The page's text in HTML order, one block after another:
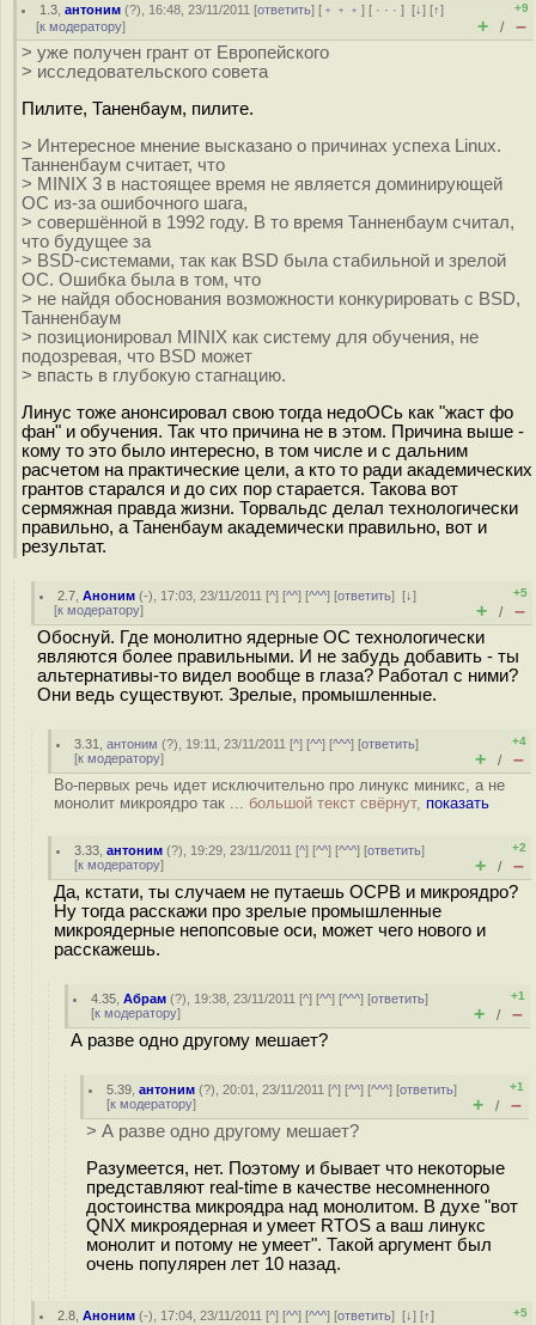
1.3 ,антоним (?), 16:48, 23/11/2011 [ответить] [ ﹢﹢﹢] [ · · ·][↓] [↑]
[к модератору]
+9
+ / –
> уже получен грант от Европейского
> исследовательского совета
Пилите, Таненбаум, пилите.
> Интересное мнение высказано о причинах успеха Linux.
Танненбаум считает, что
> MINIX 3 в настоящее время не является доминирующей
ОС из-за ошибочного шага,
> совершённой в 1992 году. В то время Танненбаум считал,
что будущее за
> BSD-системами, так как BSD была стабильной и зрелой
ОС. Ошибка была в том, что
> не найдя обоснования возможности конкурировать с BSD,
Танненбаум
> позиционировал MINIX как систему для обучения, не
подозревая, что BSD может
> впасть в глубокую стагнацию.
Линус тоже анонсировал свою тогда недоОСь как "жаст фо
фан" и обучения. Так что причина не в этом. Причина выше -
кому то это было интересно, в том числе и с дальним
расчетом на практические цели, а кто то ради академических
грантов старался и до сих пор старается. Такова вот
сермяжная правда жизни. Торвальдс делал технологически
правильно, а Таненбаум академически правильно, вот и
результат.
2.7 ,Аноним (-), 17:03, 23/11/2011 [^] [^^] [^^^] [ответить][↓]
[к модератору]
+5
+ / –
Обоснуй. Где монолитно ядерные ОС технологически
являются более правильными. И не забудь добавить - ты
альтернативы-то видел вообще в глаза? Работал с ними?
Они ведь существуют. Зрелые, промышленные.
3.31 ,антоним (?), 19:11, 23/11/2011 [^] [^^] [^^^] [ответить]
[к модератору]
+4
+ / –
Во-первых речь идет исключительно про линукс миникс, а не
монолит микроядро так ... большой текст свёрнут, показать
3.33 ,антоним (?), 19:29, 23/11/2011 [^] [^^] [^^^] [ответить]
[к модератору]
+2
+ / –
Да, кстати, ты случаем не путаешь ОСРВ и микроядро?
Ну тогда расскажи про зрелые промышленные
микроядерные непопсовые оси, может чего нового и
расскажешь.
4.35 ,Абрам (?), 19:38, 23/11/2011 [^] [^^] [^^^] [ответить]
[к модератору]
+1
+ / –
А разве одно другому мешает?
5.39 ,антоним (?), 20:01, 23/11/2011 [^] [^^] [^^^] [ответить]
[к модератору]
+1
+ / –
> А разве одно другому мешает?
Разумеется, нет. Поэтому и бывает что некоторые
представляют real-time в качестве несомненного
достоинства микроядра над монолитом. В духе "вот
QNX микроядерная и умеет RTOS а ваш линукс
монолит и потому не умеет". Такой аргумент был
очень популярен лет 10 назад.
2.8 ,Аноним (-), 17:04, 23/11/2011 [^] [^^] [^^^] [ответить][↓] [↑]
+5